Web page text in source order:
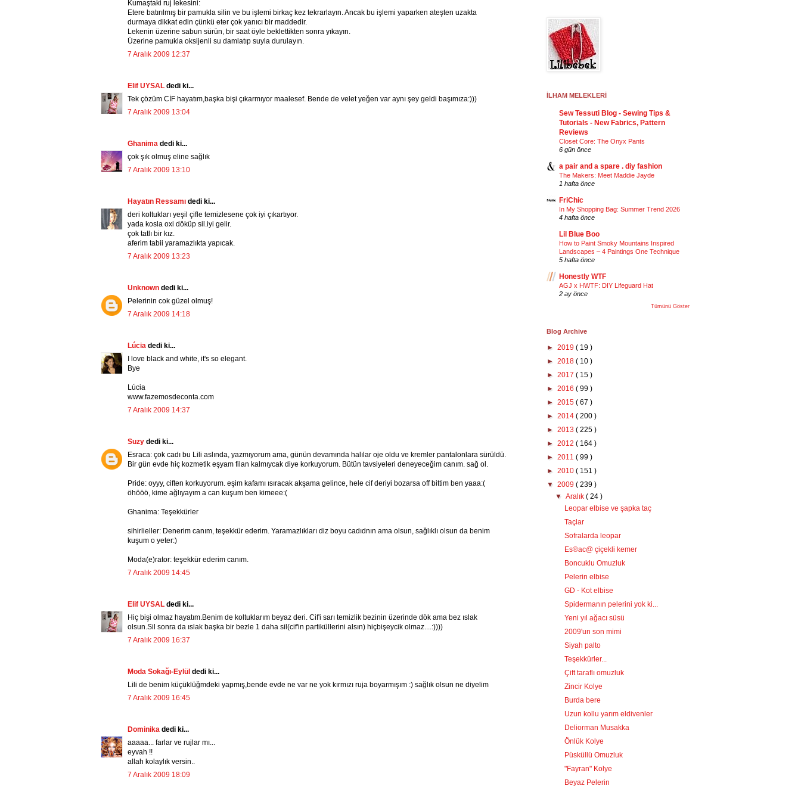
Kumaştaki ruj lekesini:
Etere batırılmış bir pamukla silin ve bu işlemi birkaç kez tekrarlayın. Ancak bu işlemi yaparken ateşten uzakta
durmaya dikkat edin çünkü eter çok yanıcı bir maddedir.
Lekenin üzerine sabun sürün, bir saat öyle beklettikten sonra yıkayın.
Üzerine pamukla oksijenli su damlatıp suyla durulayın.
7 Aralık 2009 12:37
Elif UYSAL dedi ki...
Tek çözüm CİF hayatım,başka bişi çıkarmıyor maalesef. Bende de velet yeğen var aynı şey geldi başımıza:)))
7 Aralık 2009 13:04
Ghanima dedi ki...
çok şık olmuş eline sağlık
7 Aralık 2009 13:10
Hayatın Ressamı dedi ki...
deri koltukları yeşil çifle temizlesene çok iyi çıkartıyor.
yada kosla oxi döküp sil.iyi gelir.
çok tatlı bir kız.
aferim tabii yaramazlıkta yapıcak.
7 Aralık 2009 13:23
Unknown dedi ki...
Pelerinin cok güzel olmuş!
7 Aralık 2009 14:18
Lúcia dedi ki...
I love black and white, it's so elegant.
Bye
Lúcia
www.fazemosdeconta.com
7 Aralık 2009 14:37
Suzy dedi ki...
Esraca: çok cadı bu Lili aslında, yazmıyorum ama, günün devamında halılar oje oldu ve kremler pantalonlara sürüldü.
Bir gün evde hiç kozmetik eşyam filan kalmıycak diye korkuyorum. Bütün tavsiyeleri deneyeceğim canım. sağ ol.
Pride: oyyy, ciften korkuyorum. eşim kafamı ısıracak akşama gelince, hele cif deriyi bozarsa off bittim ben yaaa:(
öhööö, kime ağlıyayım a can kuşum ben kimeee:(
Ghanima: Teşekkürler
sihirlieller: Denerim canım, teşekkür ederim. Yaramazlıkları diz boyu cadıdnın ama olsun, sağlıklı olsun da benim
kuşum o yeter:)
Moda(e)rator: teşekkür ederim canım.
7 Aralık 2009 14:45
Elif UYSAL dedi ki...
Hiç bişi olmaz hayatım.Benim de koltuklarım beyaz deri. Cif'i sarı temizlik bezinin üzerinde dök ama bez ıslak
olsun.Sil sonra da ıslak başka bir bezle 1 daha sil(cif'in partiküllerini alsın) hiçbişeycik olmaz....:))))
7 Aralık 2009 16:37
Moda Sokağı-Eylül dedi ki...
Lili de benim küçüklüğmdeki yapmış,bende evde ne var ne yok kırmızı ruja boyarmışım :) sağlık olsun ne diyelim
7 Aralık 2009 16:45
Dominika dedi ki...
aaaaa... farlar ve rujlar mı...
eyvah !!
allah kolaylık versin..
7 Aralık 2009 18:09
İLHAM MELEKLERİ
Sew Tessuti Blog - Sewing Tips &
Tutorials - New Fabrics, Pattern
Reviews
Closet Core: The Onyx Pants
6 gün önce
a pair and a spare . diy fashion
The Makers: Meet Maddie Jayde
1 hafta önce
FriChic
In My Shopping Bag: Summer Trend 2026
4 hafta önce
Lil Blue Boo
How to Paint Smoky Mountains Inspired
Landscapes – 4 Paintings One Technique
5 hafta önce
Honestly WTF
AGJ x HWTF: DIY Lifeguard Hat
2 ay önce
Tümünü Göster
Blog Archive
► 2019 ( 19 )
► 2018 ( 10 )
► 2017 ( 15 )
► 2016 ( 99 )
► 2015 ( 67 )
► 2014 ( 200 )
► 2013 ( 225 )
► 2012 ( 164 )
► 2011 ( 99 )
► 2010 ( 151 )
▼ 2009 ( 239 )
▼Aralık( 24 )
Leopar elbise ve şapka taç
Taçlar
Sofralarda leopar
Es®ac@ çiçekli kemer
Boncuklu Omuzluk
Pelerin elbise
GD - Kot elbise
Spidermanın pelerini yok ki...
Yeni yıl ağacı süsü
2009'un son mimi
Siyah palto
Teşekkürler...
Çift taraflı omuzluk
Zincir Kolye
Burda bere
Uzun kollu yarım eldivenler
Deliorman Musakka
Önlük Kolye
Püsküllü Omuzluk
"Fayran" Kolye
Beyaz Pelerin